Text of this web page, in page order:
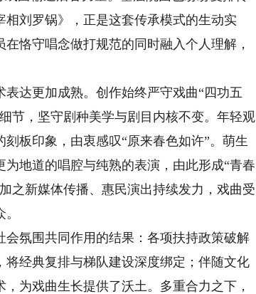
刘罗锅》，正是这套传承模式的生动实
恪守唱念做打规范的同时融入个人理解，
达更加成熟。创作始终严守戏曲“四功五
节，坚守剧种美学与剧目内核不变。年轻观
板印象，由衷感叹“原来春色如许”。萌生
地道的唱腔与纯熟的表演，由此形成“青春
之新媒体传播、惠民演出持续发力，戏曲受
氛围共同作用的结果：各项扶持政策破解
经典复排与梯队建设深度绑定；伴随文化
为戏曲生长提供了沃土。多重合力之下，